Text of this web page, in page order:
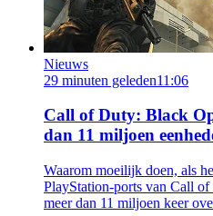
Nieuws
29 minuten geleden11:06
Call of Duty: Black
dan 11 miljoen
Waarom moeilijk doen, als
PlayStation-ports van Call
meer dan 11 miljoen keer